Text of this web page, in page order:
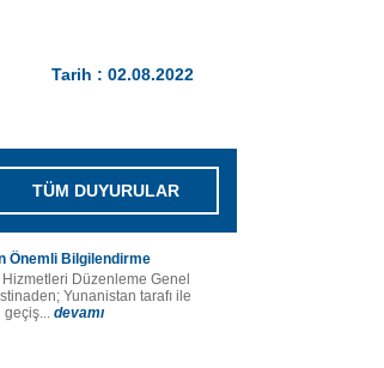
Tarih : 02.08.2022
TÜM DUYURULAR
Önemli Bilgilendirme
Hizmetleri Düzenleme Genel
Yunanistan tarafı ile
geçiş... devamı